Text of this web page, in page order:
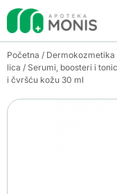
Početna /
lica / Serumi, boosteri i
i čvršću kožu 30 ml